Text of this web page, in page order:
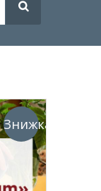
Знижка!